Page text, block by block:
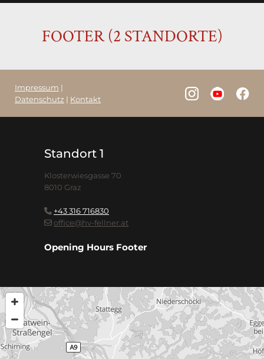
FOOTER (2 STANDORTE)
Impressum |
Datenschutz | Kontakt
Standort 1
Klosterwiesgasse 70
8010 Graz
 +43 316 716830
 office@hv-fellner.at
Opening Hours Footer